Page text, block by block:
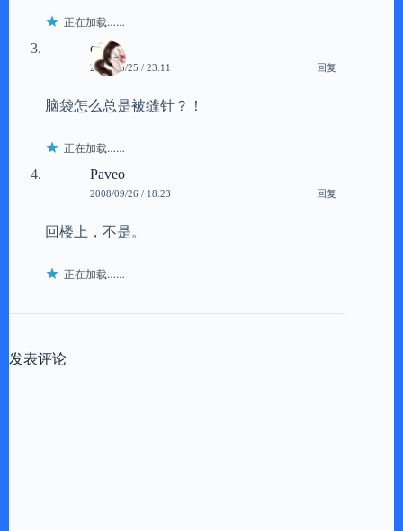
正在加载……
echo
2008/08/25 / 23:11 回复
脑袋怎么总是被缝针？！
正在加载……
Paveo
2008/09/26 / 18:23 回复
回楼上，不是。
正在加载……
发表评论